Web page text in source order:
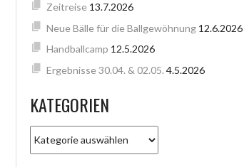
Zeitreise 13.7.2026
Neue Bälle für die Ballgewöhnung 12.6.2026
Handballcamp 12.5.2026
Ergebnisse 30.04. & 02.05. 4.5.2026
KATEGORIEN